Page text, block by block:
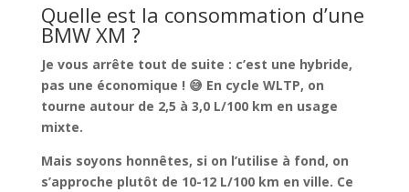
Quelle est la consommation d’une
BMW XM ?
Je vous arrête tout de suite : c’est une hybride,
pas une économique ! 😅 En cycle WLTP, on
tourne autour de 2,5 à 3,0 L/100 km en usage
mixte.
Mais soyons honnêtes, si on l’utilise à fond, on
s’approche plutôt de 10-12 L/100 km en ville. Ce